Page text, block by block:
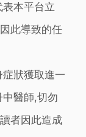
本平台立
此導致的任
狀獲取進一
醫師,切勿
者因此造成